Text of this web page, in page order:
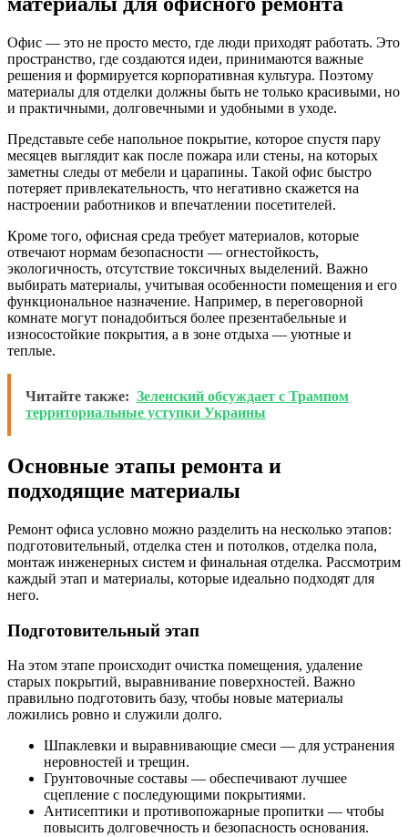
Офис — это не просто место, где люди приходят работать. Это
пространство, где создаются идеи, принимаются важные
решения и формируется корпоративная культура. Поэтому
материалы для отделки должны быть не только красивыми, но
и практичными, долговечными и удобными в уходе.
Представьте себе напольное покрытие, которое спустя пару
месяцев выглядит как после пожара или стены, на которых
заметны следы от мебели и царапины. Такой офис быстро
потеряет привлекательность, что негативно скажется на
настроении работников и впечатлении посетителей.
Кроме того, офисная среда требует материалов, которые
отвечают нормам безопасности — огнестойкость,
экологичность, отсутствие токсичных выделений. Важно
выбирать материалы, учитывая особенности помещения и его
функциональное назначение. Например, в переговорной
комнате могут понадобиться более презентабельные и
износостойкие покрытия, а в зоне отдыха — уютные и
теплые.
Читайте также: Зеленский обсуждает с Трампом
территориальные уступки Украины
Основные этапы ремонта и
подходящие материалы
Ремонт офиса условно можно разделить на несколько этапов:
подготовительный, отделка стен и потолков, отделка пола,
монтаж инженерных систем и финальная отделка. Рассмотрим
каждый этап и материалы, которые идеально подходят для
него.
Подготовительный этап
На этом этапе происходит очистка помещения, удаление
старых покрытий, выравнивание поверхностей. Важно
правильно подготовить базу, чтобы новые материалы
ложились ровно и служили долго.
Шпаклевки и выравнивающие смеси — для устранения
неровностей и трещин.
Грунтовочные составы — обеспечивают лучшее
сцепление с последующими покрытиями.
Антисептики и противопожарные пропитки — чтобы
повысить долговечность и безопасность основания.